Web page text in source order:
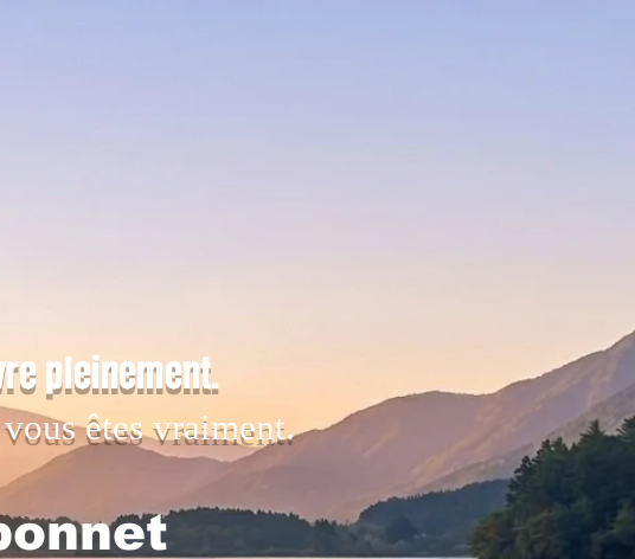
pleinement.
êtes vraiment.